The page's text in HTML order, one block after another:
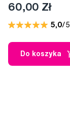
60,00 Zł
5,0/5
Do koszyka